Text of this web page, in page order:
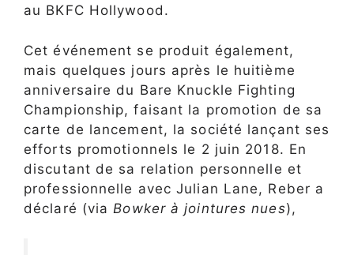
au BKFC Hollywood.
Cet événement se produit également,
mais quelques jours après le huitième
anniversaire du Bare Knuckle Fighting
Championship, faisant la promotion de sa
carte de lancement, la société lançant ses
efforts promotionnels le 2 juin 2018. En
discutant de sa relation personnelle et
professionnelle avec Julian Lane, Reber a
déclaré (via Bowker à jointures nues),